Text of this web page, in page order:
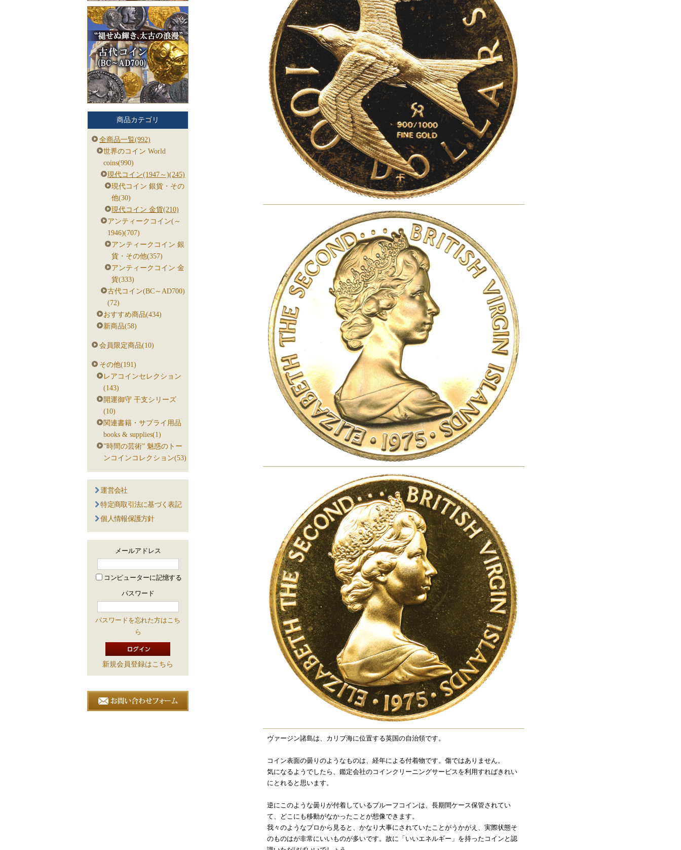
ヴァージン諸島は、カリブ海に位置する英国の自治領です。
コイン表面の曇りのようなものは、経年による付着物です。傷ではありません。
気になるようでしたら、鑑定会社のコインクリーニングサービスを利用すればきれい
にとれると思います。
逆にこのような曇りが付着しているプルーフコインは、長期間ケース保管されてい
て、どこにも移動がなかったことが想像できます。
我々のようなプロから見ると、かなり大事にされていたことがうかがえ、実際状態そ
のものはが非常にいいものが多いです。故に「いいエネルギー」を持ったコインと認
商品カテゴリ
全商品一覧(992)
世界のコイン World
coins(990)
現代コイン(1947～)(245)
現代コイン 銀貨・その
他(30)
現代コイン 金貨(210)
アンティークコイン(～
1946)(707)
アンティークコイン 銀
貨・その他(357)
アンティークコイン 金
貨(333)
古代コイン(BC～AD700)
(72)
おすすめ商品(434)
新商品(58)
会員限定商品(10)
その他(191)
レアコインセレクション
(143)
開運御守 干支シリーズ
(10)
関連書籍・サプライ用品
books & supplies(1)
”時間の芸術” 魅惑のトー
ンコインコレクション(53)
運営会社
特定商取引法に基づく表記
個人情報保護方針
メールアドレス
コンピューターに記憶する
パスワード
パスワードを忘れた方はこち
ら
新規会員登録はこちら